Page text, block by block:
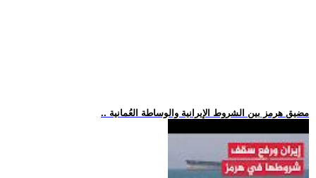
.. مضيق هرمز بين الشروط الإيرانية والوساطة العُمانية